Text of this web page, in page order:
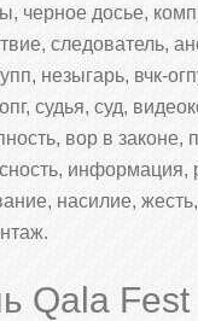
черное досье,
следователь,
незыгарь, вчк-
судья, суд,
вор в
насилие,
Fest